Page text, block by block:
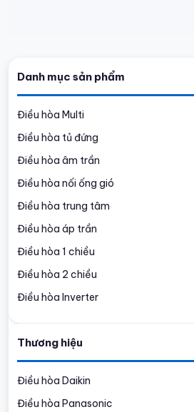
Danh mục sản phẩm
Điều hòa Multi
Điều hòa tủ đứng
Điều hòa âm trần
Điều hòa nối ống gió
Điều hòa trung tâm
Điều hòa áp trần
Điều hòa 1 chiều
Điều hòa 2 chiều
Điều hòa Inverter
Thương hiệu
Điều hòa Daikin
Điều hòa Panasonic